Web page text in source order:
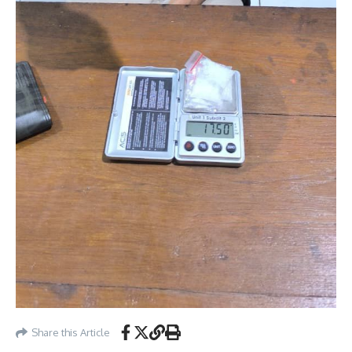
Share this Article